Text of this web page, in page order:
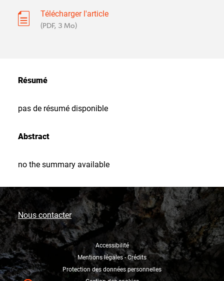
Télécharger l'article
(PDF, 3 Mo)
Résumé
pas de résumé disponible
Abstract
no the summary available
Nous contacter
Accessibilité
Mentions légales - Crédits
Protection des données personnelles